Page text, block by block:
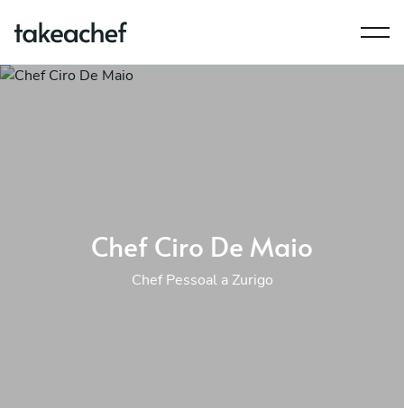
Chef Ciro De Maio
Chef Pessoal a Zurigo